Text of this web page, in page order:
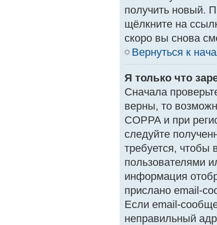
получить новый.
щёлкните на
скоро вы снова
Вернуться к
Я только что
Сначала
верны, то
COPPA и при
следуйте
требуется, чтобы
пользователями
информация
прислано email-
Если email-
неправильный